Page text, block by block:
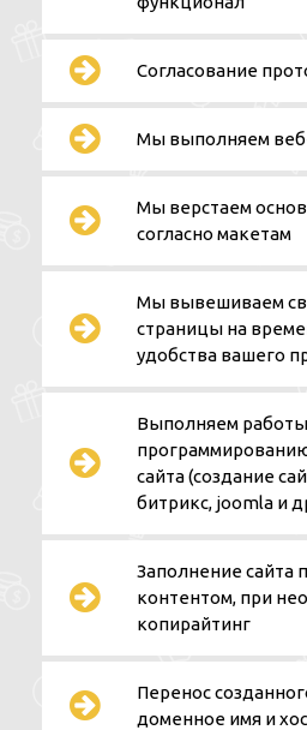
Согласование
Мы выполняем
Мы верстаем
согласно макетам
Мы вывешиваем
страницы на
удобства вашего
Выполняем
сайта (создание
битрикс, joomla и
Заполнение сайта
контентом, при
копирайтинг
Перенос
доменное имя и